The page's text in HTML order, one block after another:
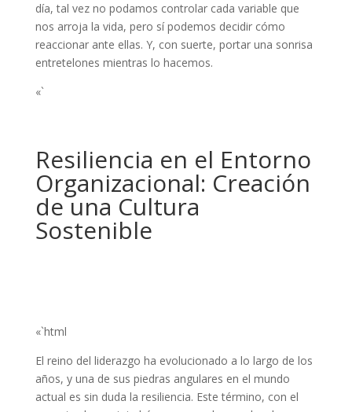
día, tal vez no podamos controlar cada variable que
nos arroja la vida, pero sí podemos decidir cómo
reaccionar ante ellas. Y, con suerte, portar una sonrisa
entretelones mientras lo hacemos.
«`
Resiliencia en el Entorno
Organizacional: Creación
de una Cultura
Sostenible
«`html
El reino del liderazgo ha evolucionado a lo largo de los
años, y una de sus piedras angulares en el mundo
actual es sin duda la resiliencia. Este término, con el